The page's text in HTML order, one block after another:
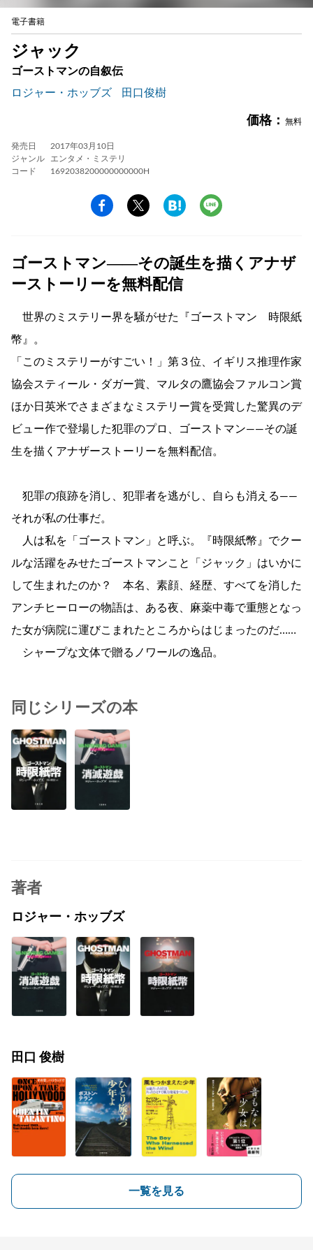
電子書籍
ジャック
ゴーストマンの自叙伝
ロジャー・ホッブズ
田口俊樹
価格： 無料
発売日
2017年03月10日
ジャンル
エンタメ・ミステリ
コード
1692038200000000000H
ゴーストマン――その誕生を描くアナザ
ーストーリーを無料配信
世界のミステリー界を騒がせた『ゴーストマン 時限紙
幣』。
「このミステリーがすごい！」第３位、イギリス推理作家
協会スティール・ダガー賞、マルタの鷹協会ファルコン賞
ほか日英米でさまざまなミステリー賞を受賞した驚異のデ
ビュー作で登場した犯罪のプロ、ゴーストマン――その誕
生を描くアナザーストーリーを無料配信。
犯罪の痕跡を消し、犯罪者を逃がし、自らも消える――
それが私の仕事だ。
人は私を「ゴーストマン」と呼ぶ。『時限紙幣』でクー
ルな活躍をみせたゴーストマンこと「ジャック」はいかに
して生まれたのか？ 本名、素顔、経歴、すべてを消した
アンチヒーローの物語は、ある夜、麻薬中毒で重態となっ
た女が病院に運びこまれたところからはじまったのだ……
シャープな文体で贈るノワールの逸品。
同じシリーズの本
著者
ロジャー・ホッブズ
田口 俊樹
一覧を見る